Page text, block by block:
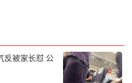
反被家长怼 公